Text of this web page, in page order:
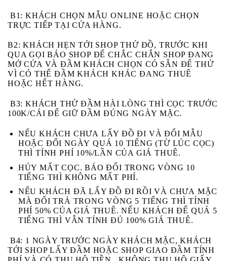
B1: KHÁCH CHỌN MẪU ONLINE HOẶC CHỌN
TRỰC TIẾP TẠI CỬA HÀNG.
B2: KHÁCH HẸN TỚI SHOP THỬ ĐỒ, TRƯỚC KHI
QUA GỌI BÁO SHOP ĐỂ CHẮC CHẮN SHOP ĐANG
MỞ CỬA VÀ ĐẦM KHÁCH CHỌN CÓ SẴN ĐỂ THỬ
VÌ CÓ THỂ ĐẦM KHÁCH KHÁC ĐANG THUÊ
HOẶC HẾT HÀNG.
B3: KHÁCH THỬ ĐẦM HÀI LÒNG THÌ CỌC TRƯỚC
100K/CÁI ĐỂ GIỮ ĐẦM ĐÚNG NGÀY MẶC.
NẾU KHÁCH CHƯA LẤY ĐỒ ĐI VÀĐỔI MẪU
HOẶC ĐỔI NGÀY QUÁ 10 TIẾNG (TỪ LÚC CỌC)
THÌ TÍNH PHÍ 10%/LẦN CỦA GIÁ THUÊ.
HỦY MẤT CỌC. BÁO ĐỔI TRONG VÒNG 10
TIẾNG THÌ KHÔNG MẤT PHÍ.
NẾU KHÁCH ĐÃLẤY ĐỒ ĐI RỒI VÀ CHƯA MẶC
MÀ ĐỔI TRẢ TRONG VÒNG 5 TIẾNG THÌ TÍNH
PHÍ 50% CỦA GIÁ THUÊ. NẾU KHÁCH ĐỂ QUÁ 5
TIẾNG THÌ VẪN TÍNH ĐỦ 100% GIÁ THUÊ.
B4: 1 NGÀY TRƯỚC NGÀY KHÁCH MẶC, KHÁCH
TỚI SHOP LẤY ĐẦM HOẶC SHOP GIAO ĐẦM TÍNH